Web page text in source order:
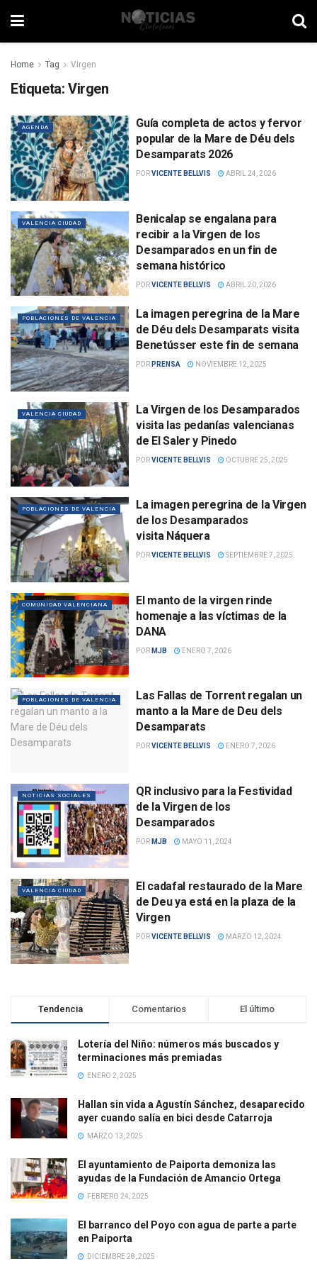
Home Tag Virgen
Etiqueta: Virgen
AGENDA
Guía completa de actos y fervor
popular de la Mare de Déu dels
Desamparats 2026
PORVICENTE BELLVIS ABRIL 24, 2026
VALENCIA CIUDAD
Benicalap se engalana para
recibir a la Virgen de los
Desamparados en un fin de
semana histórico
PORVICENTE BELLVIS ABRIL 20, 2026
POBLACIONES DE VALENCIA
La imagen peregrina de la Mare
de Déu dels Desamparats visita
Benetússer este fin de semana
POR PRENSA NOVIEMBRE 12, 2025
VALENCIA CIUDAD
La Virgen de los Desamparados
visita las pedanías valencianas
de El Saler y Pinedo
PORVICENTE BELLVIS OCTUBRE 25, 2025
POBLACIONES DE VALENCIA
La imagen peregrina de la Virgen
de los Desamparados
visita Náquera
PORVICENTE BELLVIS SEPTIEMBRE 7, 2025
COMUNIDAD VALENCIANA
El manto de la virgen rinde
homenaje a las víctimas de la
DANA
POR MJB ENERO 7, 2026
POBLACIONES DE VALENCIA
Las Fallas de Torrent regalan un
manto a la Mare de Deu dels
Desamparats
PORVICENTE BELLVIS ENERO 7, 2026
NOTICIAS SOCIALES
QR inclusivo para la Festividad
de la Virgen de los
Desamparados
POR MJB MAYO 11, 2024
VALENCIA CIUDAD
El cadafal restaurado de la Mare
de Deu ya está en la plaza de la
Virgen
PORVICENTE BELLVIS MARZO 12, 2024
Tendencia Comentarios El último
Lotería del Niño: números más buscados y
terminaciones más premiadas
ENERO 2, 2025
Hallan sin vida a Agustín Sánchez, desaparecido
ayer cuando salía en bici desde Catarroja
MARZO 13, 2025
El ayuntamiento de Paiporta demoniza las
ayudas de la Fundación de Amancio Ortega
FEBRERO 24, 2025
El barranco del Poyo con agua de parte a parte
en Paiporta
DICIEMBRE 28, 2025